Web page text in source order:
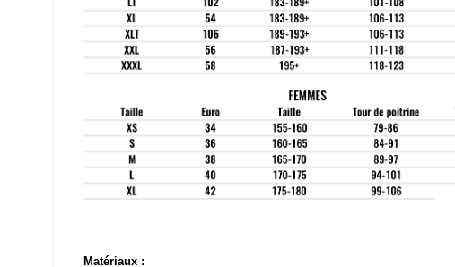
Matériaux :